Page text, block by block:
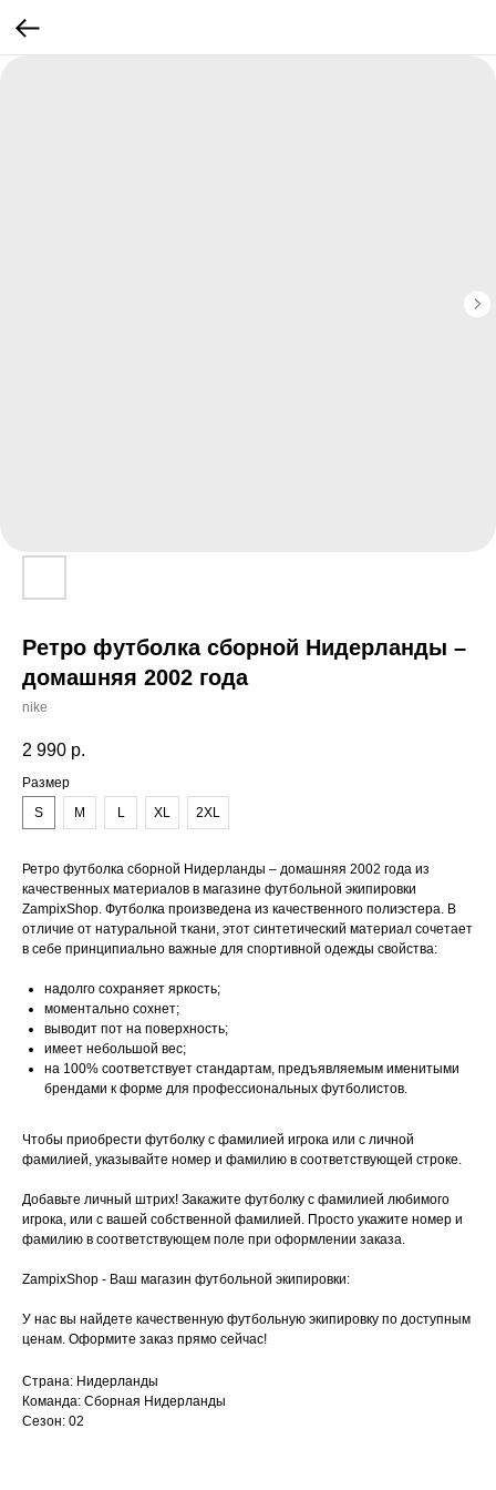
Ретро футболка сборной Нидерланды –
домашняя 2002 года
nike
2 990 р.
Размер
S
M L XL 2XL
Ретро футболка сборной Нидерланды – домашняя 2002 года из
качественных материалов в магазине футбольной экипировки
ZampixShop. Футболка произведена из качественного полиэстера. В
отличие от натуральной ткани, этот синтетический материал сочетает
в себе принципиально важные для спортивной одежды свойства:
надолго сохраняет яркость;
моментально сохнет;
выводит пот на поверхность;
имеет небольшой вес;
на 100% соответствует стандартам, предъявляемым именитыми
брендами к форме для профессиональных футболистов.
Чтобы приобрести футболку с фамилией игрока или с личной
фамилией, указывайте номер и фамилию в соответствующей строке.
Добавьте личный штрих! Закажите футболку с фамилией любимого
игрока, или с вашей собственной фамилией. Просто укажите номер и
фамилию в соответствующем поле при оформлении заказа.
ZampixShop - Ваш магазин футбольной экипировки:
У нас вы найдете качественную футбольную экипировку по доступным
ценам. Оформите заказ прямо сейчас!
Страна: Нидерланды
Команда: Сборная Нидерланды
Сезон: 02